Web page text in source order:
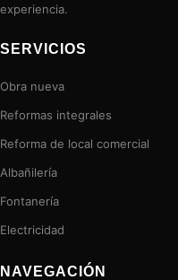
experiencia.
SERVICIOS
Obra nueva
Reformas integrales
Reforma de local comercial
Albañilería
Fontanería
Electricidad
NAVEGACIÓN